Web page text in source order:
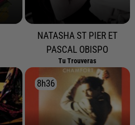
NATASHA ST PIER ET
PASCAL OBISPO
Tu Trouveras
8h36
8h36